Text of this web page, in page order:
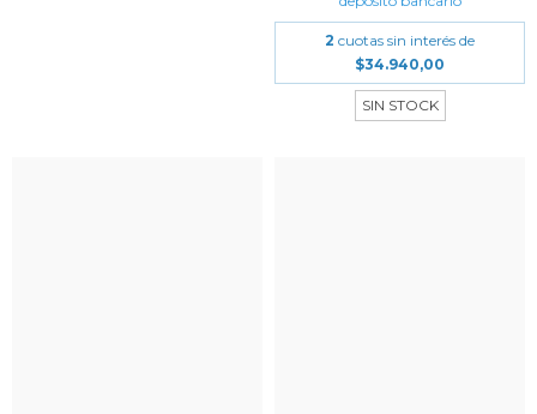
2 cuotas sin interés de
$34.940,00
SIN STOCK